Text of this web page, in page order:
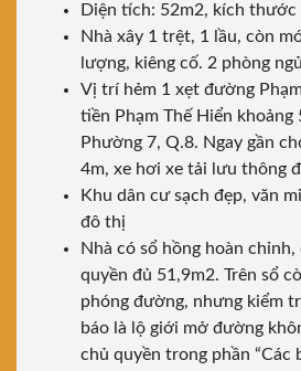
Diện tích: 52m2, kích thước
Nhà xây 1 trệt, 1 lầu, còn
lượng, kiêng cố. 2 phòng
Vị trí hẻm 1 xẹt đường
tiền Phạm Thế Hiển khoảng
Phường 7, Q.8. Ngay gần
4m, xe hơi xe tải lưu thông
Khu dân cư sạch đẹp, văn
đô thị
Nhà có sổ hồng hoàn chỉnh,
quyền đủ 51,9m2. Trên sổ
phóng đường, nhưng kiểm
báo là lộ giới mở đường
chủ quyền trong phần “Các